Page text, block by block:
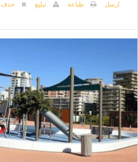
ارسل
طباعة تبليغ حذف